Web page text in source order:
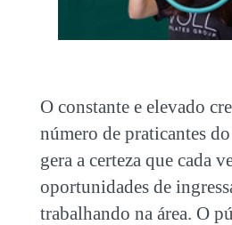
O constante e elevado
número de praticantes
gera a certeza que cada
oportunidades de
trabalhando na área. O